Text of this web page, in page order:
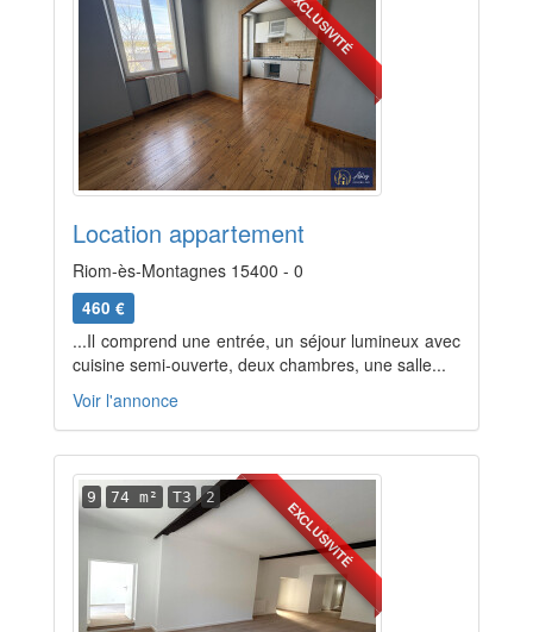
EXCLUSIVITÉ
Location appartement
Riom-ès-Montagnes 15400 - 0
460 €
...Il comprend une entrée, un séjour lumineux avec
cuisine semi-ouverte, deux chambres, une salle...
Voir l'annonce
EXCLUSIVITÉ
9 74 m² T3 2